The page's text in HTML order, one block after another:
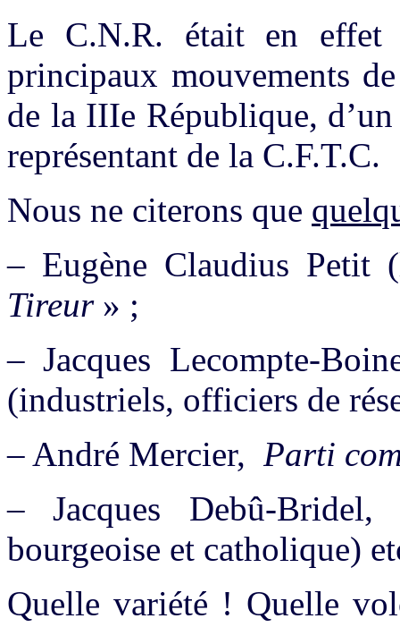
Le C.N.R. était en effet
principaux mouvements
de la IIIe République,
représentant de la C.F.T.C.
Nous ne citerons que
– Eugène Claudius Petit
Tireur» ;
– Jacques Lecompte-
(industriels, officiers de
– André Mercier, Parti
– Jacques Debû-
bourgeoise et catholique)
Quelle variété ! Quelle